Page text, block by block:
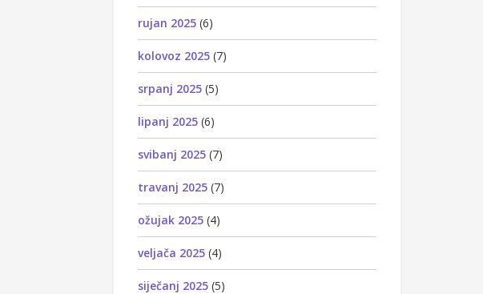
rujan 2025 (6)
kolovoz 2025 (7)
srpanj 2025 (5)
lipanj 2025 (6)
svibanj 2025 (7)
travanj 2025 (7)
ožujak 2025 (4)
veljača 2025 (4)
siječanj 2025 (5)